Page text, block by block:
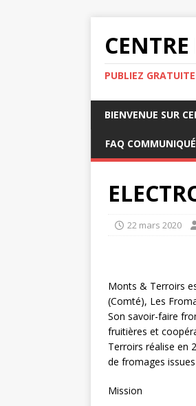
CENTRE
PUBLIEZ
BIENVENUE SUR
FAQ
22 mars 2020
Monts & Terroirs
(Comté), Les
Son savoir-faire
fruitières et
Terroirs réalise en
de fromages
Mission